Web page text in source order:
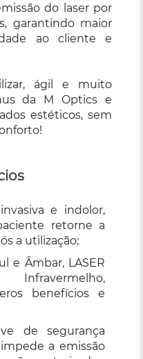
do laser por
garantindo maior
ao cliente e
ágil e muito
da M Optics e
estéticos, sem
e indolor,
retorne a
a utilização;
e Âmbar, LASER
benefícios e
de segurança
a emissão